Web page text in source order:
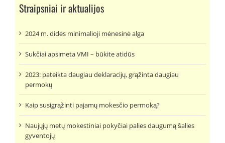
Straipsniai ir aktualijos
2024 m. didės minimalioji mėnesinė alga
Sukčiai apsimeta VMI – būkite atidūs
2023: pateikta daugiau deklaracijų, grąžinta daugiau
permokų
Kaip susigrąžinti pajamų mokesčio permoką?
Naujųjų metų mokestiniai pokyčiai palies daugumą šalies
gyventojų